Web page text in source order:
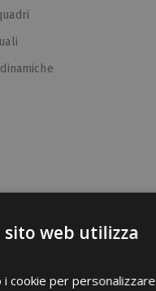
da taglio
sito web utilizza
i cookie per personalizzare